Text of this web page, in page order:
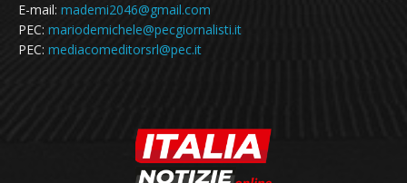
E-mail: mademi2046@gmail.com
PEC: mariodemichele@pecgiornalisti.it
PEC: mediacomeditorsrl@pec.it